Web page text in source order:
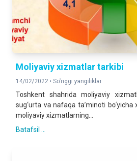
Moliyaviy xizmatlar tarkibi
14/02/2022 • So'nggi yangiliklar
Toshkent shahrida moliyaviy
sug‘urta va nafaqa ta’minoti
moliyaviy xizmatlarning...
Batafsil ...